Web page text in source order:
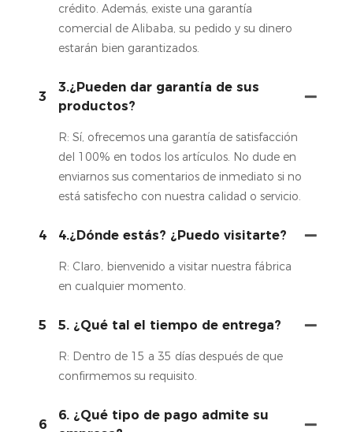
crédito. Además, existe una garantía
comercial de Alibaba, su pedido y su dinero
estarán bien garantizados.
3
3.¿Pueden dar garantía de sus
productos?
R: Sí, ofrecemos una garantía de satisfacción
del 100% en todos los artículos. No dude en
enviarnos sus comentarios de inmediato si no
está satisfecho con nuestra calidad o servicio.
4 4.¿Dónde estás? ¿Puedo visitarte?
R: Claro, bienvenido a visitar nuestra fábrica
en cualquier momento.
5 5. ¿Qué tal el tiempo de entrega?
R: Dentro de 15 a 35 días después de que
confirmemos su requisito.
6
6. ¿Qué tipo de pago admite su